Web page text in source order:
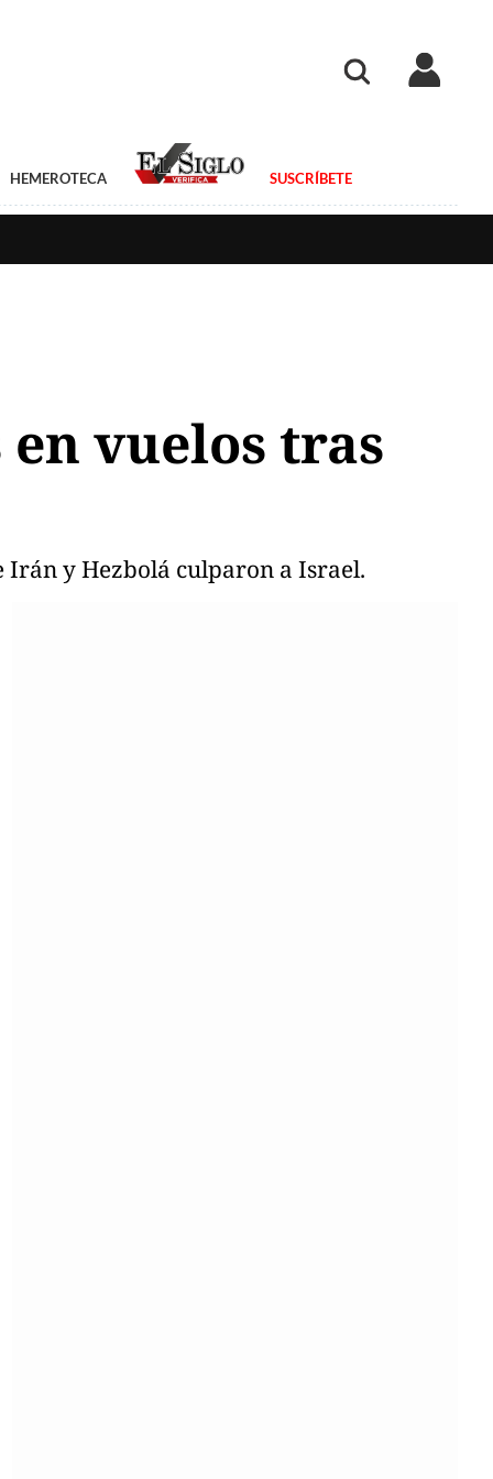
HEMEROTECA SUSCRÍBETE
vuelos tras
Irán y Hezbolá culparon a Israel.